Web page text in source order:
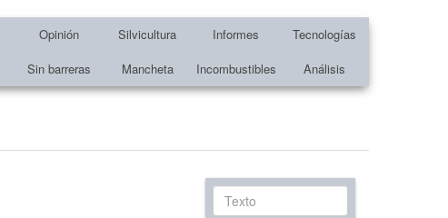
Opinión Silvicultura Informes
Tecnologías
Sin barreras Mancheta Incombustibles Análisis
Texto